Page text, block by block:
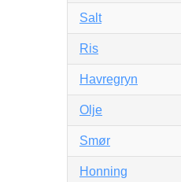
Salt
Ris
Havregryn
Olje
Smør
Honning